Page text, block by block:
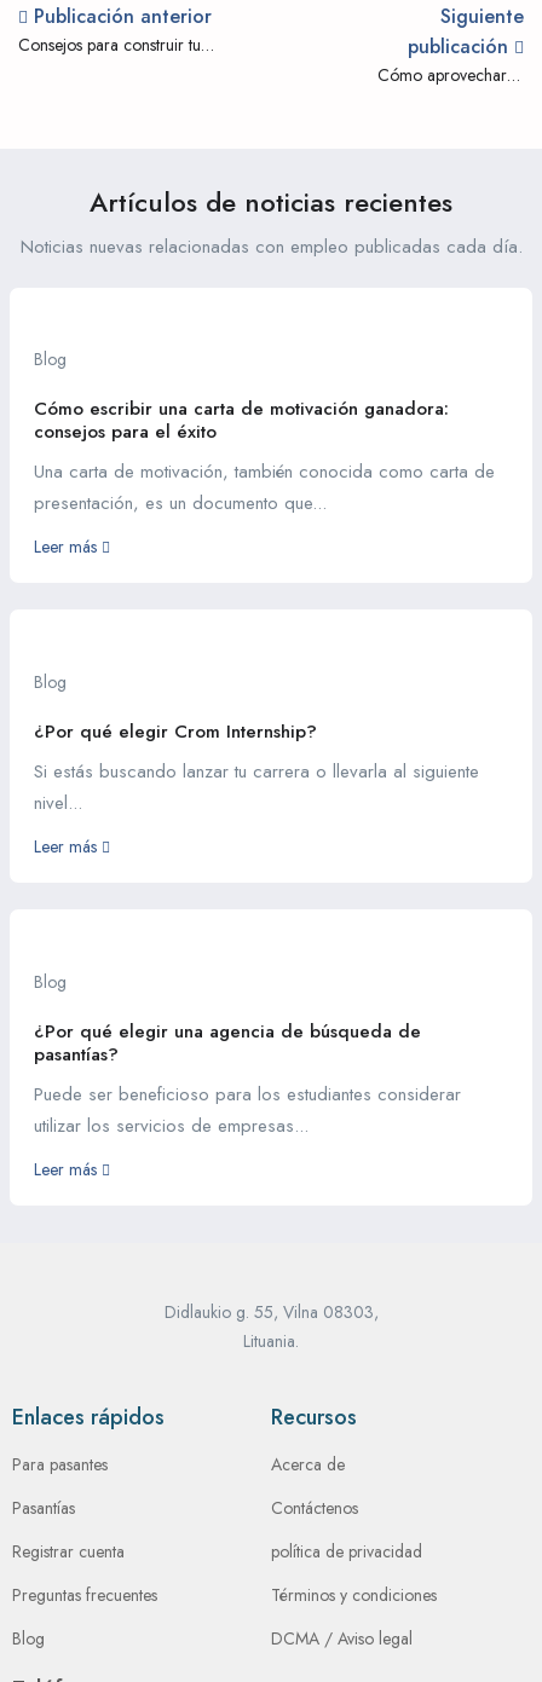
Publicación anterior
Consejos para construir tu
Siguiente
publicación
Cómo aprovechar tu
Artículos de noticias recientes
Noticias nuevas relacionadas con empleo publicadas cada día.
Blog
Cómo escribir una carta de motivación ganadora:
consejos para el éxito
Una carta de motivación, también conocida como carta de
presentación, es un documento que...
Leer más
Blog
¿Por qué elegir Crom Internship?
Si estás buscando lanzar tu carrera o llevarla al siguiente
nivel...
Leer más
Blog
¿Por qué elegir una agencia de búsqueda de
pasantías?
Puede ser beneficioso para los estudiantes considerar
utilizar los servicios de empresas...
Leer más
Didlaukio g. 55, Vilna 08303,
Lituania.
Enlaces rápidos
Para pasantes
Pasantías
Registrar cuenta
Preguntas frecuentes
Blog
Recursos
Acerca de
Contáctenos
política de privacidad
Términos y condiciones
DCMA / Aviso legal